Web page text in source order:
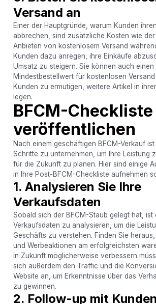
Versand an
Einer der Hauptgründe, warum Kunden
abbrechen, sind zusätzliche Kosten wie der
Anbieten von kostenlosem Versand
Kunden dazu anregen, ihre Einkäufe
Umsatz zu steigern. Sie können auch einen
Mindestbestellwert für kostenlosen
Kunden zu ermutigen, weitere Artikel in
legen.
BFCM-Checkliste
veröffentlichen
Nach einem geschäftigen BFCM-Verkauf
Schritte zu unternehmen, um Ihre Leistung
für die Zukunft zu planen. Hier sind einige
in Ihre Post-BFCM-Checkliste aufnehmen
1. Analysieren Sie Ihre
Verkaufsdaten
Sobald sich der BFCM-Staub gelegt hat, ist
Verkaufsdaten zu analysieren, um die
Geschäfts zu verstehen. Finden Sie
und Werbeaktionen am erfolgreichsten
in Zukunft möglicherweise verbessern
sich außerdem den Traffic und die
Website an, um Erkenntnisse über das
zu gewinnen.
2. Follow-up mit Kunden